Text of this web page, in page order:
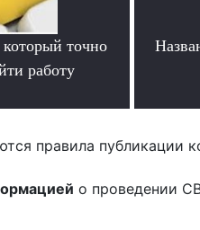
который точно
работу
правила публикации
о проведении